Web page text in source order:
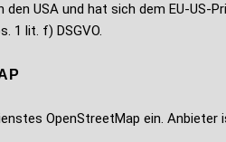
USA und hat sich dem EU-
1 lit. f) DSGVO.
OpenStreetMap ein.